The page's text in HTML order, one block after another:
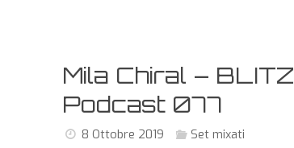
Mila Chiral – BLITZ
Podcast 077
8 Ottobre 2019
Set mixati